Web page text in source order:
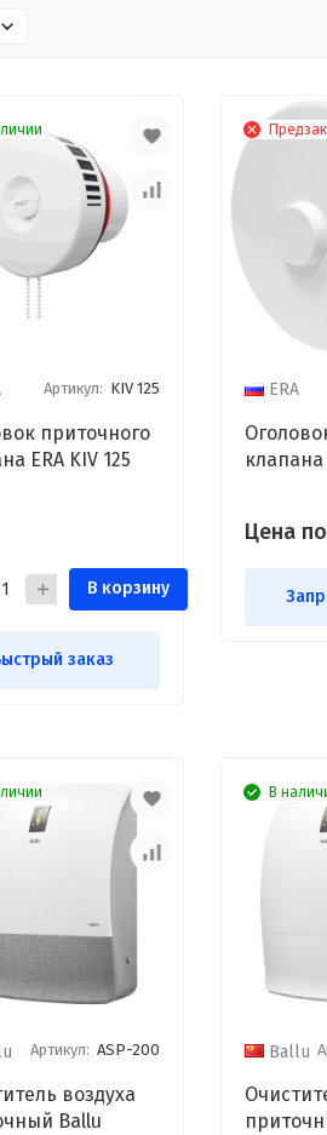
Артикул: KIV 125
приточного
ERA KIV 125
В корзину
заказ
ERA
клапана
Цена
Артикул: ASP-200
воздуха
Ballu
В
Ballu